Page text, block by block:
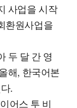
사업을 시작
환원사업을
두 달 간 영
해, 한국어본
.
어스 투 비